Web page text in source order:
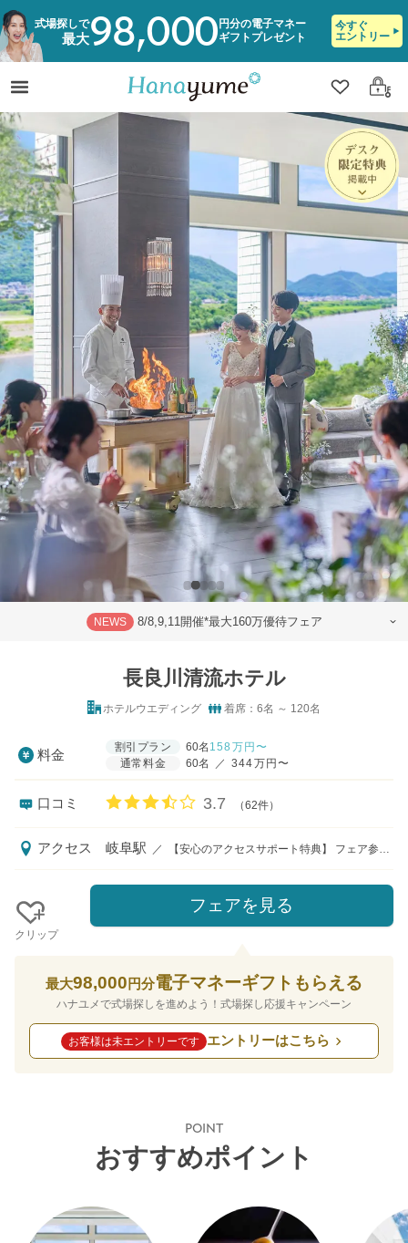
式場探しで
最大98,000 円分の電子マネー
ギフトプレゼント
今すぐ
エントリー
クリップ
ログ
NEWS 8/8,9,11開催*最大160万優待フェア
長良川清流ホテル
ホテルウエディング 着席：6名 ～ 120名
料金
割引プラン 60名 158 万円〜
通常料金
60名 ／ 344万円〜
口コミ 口コミ評価
3.7 （62件）
アクセス 岐阜駅 ／ 【安心のアクセスサポート特典】 フェア参加時タクシー送迎＆ 挙式当日「岐阜駅前⇔ホテル」間の往復貸切バスをプレゼント。 ご希望に応じてタクシーチケットもご用意いたします。 【来館特典】（計6.5万円分*） 1件目来館：Amazonギフト1万円（2件目以降は3千円） 全組対象：レストランディナーチケット1.5万円＋4万円相当8品豪華フルコース試食 【成約特典】 新郎新婦様にはスイートルームでの1泊2日宿泊を無料でプレゼント。 ゲストの皆様も優待価格でご利用いただけます。 さらにおふたりやご家族、ゲストに岐阜在住の方がいれば適用可！ レストラン・ホテル・フラワー・宴会が10％OFF。 マイホーム割引やハネムーン優待など充実のサポート特典！ 【永久特典】 結婚式後も、おふたりをいつでもお迎えできるよう温泉やサウナを永久無料でご利用可能。 色あせない思い出の場所として、いつでも気軽に寛げます。 岐阜駅／JR・名鉄線岐阜駅より車で約20分。 JR岐阜・名鉄バス加野団地線「三輪釈迦前」行き（乗車時間約25分）長良志段見停留所下車すぐ。 東海北陸自動車道岐阜各務原ICより車で約25分。
クリップ
フェアを見る
最大98,000 円分電子マネーギフトもらえる
ハナユメで式場探しを進めよう！式場探し応援キャンペーン
お客様は未エントリーです エントリーはこちら
POINT
おすすめポイント